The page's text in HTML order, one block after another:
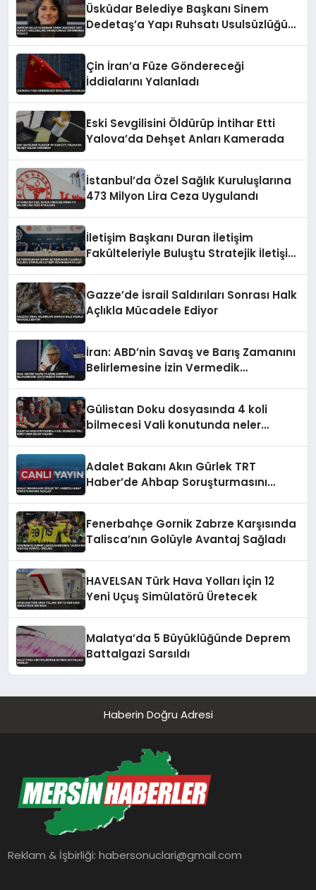
Üsküdar Belediye Başkanı Sinem
Dedetaş’a Yapı Ruhsatı Usulsüzlüğü
Çin İran’a Füze Göndereceği
İddialarını Yalanladı
Eski Sevgilisini Öldürüp İntihar Etti
Yalova’da Dehşet Anları Kamerada
İstanbul’da Özel Sağlık Kuruluşlarına
473 Milyon Lira Ceza Uygulandı
İletişim Başkanı Duran İletişim
Fakülteleriyle Buluştu Stratejik İletişim
Gazze’de İsrail Saldırıları Sonrası Halk
Açlıkla Mücadele Ediyor
İran: ABD’nin Savaş ve Barış Zamanını
Belirlemesine İzin Vermedik
Gülistan Doku dosyasında 4 koli
bilmecesi Vali konutunda neler
Adalet Bakanı Akın Gürlek TRT
Haber’de Ahbap Soruşturmasını
Fenerbahçe Gornik Zabrze Karşısında
Talisca’nın Golüyle Avantaj Sağladı
HAVELSAN Türk Hava Yolları İçin 12
Yeni Uçuş Simülatörü Üretecek
Malatya’da 5 Büyüklüğünde Deprem
Battalgazi Sarsıldı
Haberin Doğru Adresi
Reklam & İşbirliği:habersonuclari@gmail.com